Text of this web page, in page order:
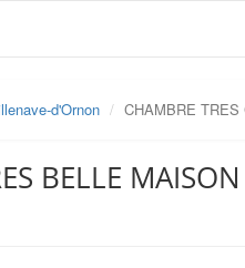
d'Ornon CHAMBRE
BELLE MAISON